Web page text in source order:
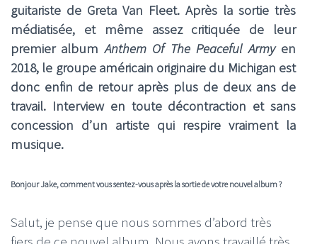
guitariste de Greta Van Fleet. Après la sortie très
médiatisée, et même assez critiquée de leur
premier albumAnthem Of The Peaceful Army en
2018, le groupe américain originaire du Michigan est
donc enfin de retour après plus de deux ans de
travail. Interview en toute décontraction et sans
concession d’un artiste qui respire vraiment la
musique.
Bonjour Jake, comment vous sentez-vous après la sortie de votre nouvel album ?
Salut, je pense que nous sommes d’abord très